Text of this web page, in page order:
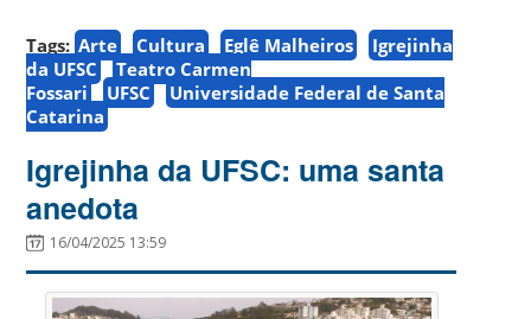
Tags: Arte Cultura Eglê Malheiros
Igrejinha
da UFSC
Teatro Carmen
Fossari
UFSC
Universidade Federal de Santa
Catarina
Igrejinha da UFSC: uma santa
anedota
16/04/2025 13:59